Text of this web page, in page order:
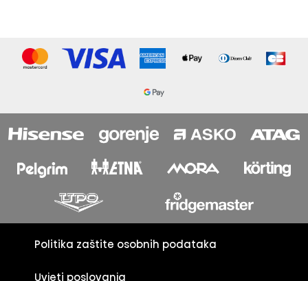
Politika zaštite osobnih podataka
Uvjeti poslovanja